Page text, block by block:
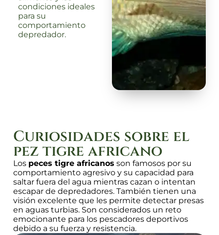
condiciones ideales
para su
comportamiento
depredador.
Curiosidades sobre el
pez tigre africano
Los peces tigre africanos son famosos por su
comportamiento agresivo y su capacidad para
saltar fuera del agua mientras cazan o intentan
escapar de depredadores. También tienen una
visión excelente que les permite detectar presas
en aguas turbias. Son considerados un reto
emocionante para los pescadores deportivos
debido a su fuerza y resistencia.